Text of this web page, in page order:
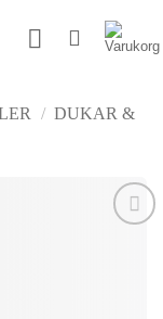
/ DUKAR &